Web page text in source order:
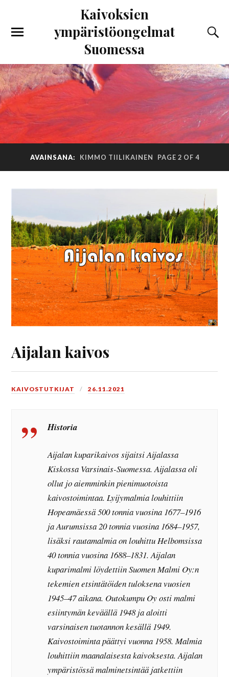
Kaivoksien
ympäristöongelmat
Suomessa
AVAINSANA: KIMMO TIILIKAINEN PAGE 2 OF 4
Aijalan kaivos
KAIVOSTUTKIJAT 26.11.2021
Historia
Aijalan kuparikaivos sijaitsi Aijalassa
Kiskossa Varsinais-Suomessa. Aijalassa oli
ollut jo aiemminkin pienimuotoista
kaivostoimintaa. Lyijymalmia louhittiin
Hopeamäessä 500 tonnia vuosina 1677–1916
ja Aurumsissa 20 tonnia vuosina 1684–1957,
lisäksi rautamalmia on louhittu Helbomsissa
40 tonnia vuosina 1688–1831. Aijalan
kuparimalmi löydettiin Suomen Malmi Oy:n
tekemien etsintätöiden tuloksena vuosien
1945–47 aikana. Outokumpu Oy osti malmi
esiintymän keväällä 1948 ja aloitti
varsinaisen tuotannon kesällä 1949.
Kaivostoiminta päättyi vuonna 1958. Malmia
louhittiin maanalaisesta kaivoksesta. Aijalan
ympäristössä malminetsintää jatkettiin